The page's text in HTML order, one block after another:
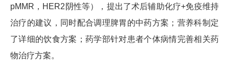
pMMR，HER2阴性等），提出了术后辅助化疗+免疫维持
治疗的建议，同时配合调理脾胃的中药方案；营养科制定
了详细的饮食方案；药学部针对患者个体病情完善相关药
物治疗方案。